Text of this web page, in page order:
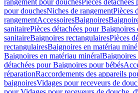
rangement pour douchesPièces
pour douchesNiches de rangementPièces
rangementAccessoiresBaignoires
sanitairePièces détachées pour
sanitaireBaignoires rectangulairesPièces
rectangulairesBaignoires en matériau
Baignoires en matériau minéralBaignoires
détachées pour Baignoires pour bébés
réparationRaccordements des appareils
baignoiresVidages pour receveurs de